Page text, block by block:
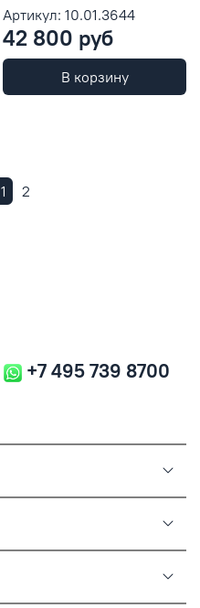
Артикул: 10.01.3644
42 800 руб
В корзину
1 2
+7 495 739 8700